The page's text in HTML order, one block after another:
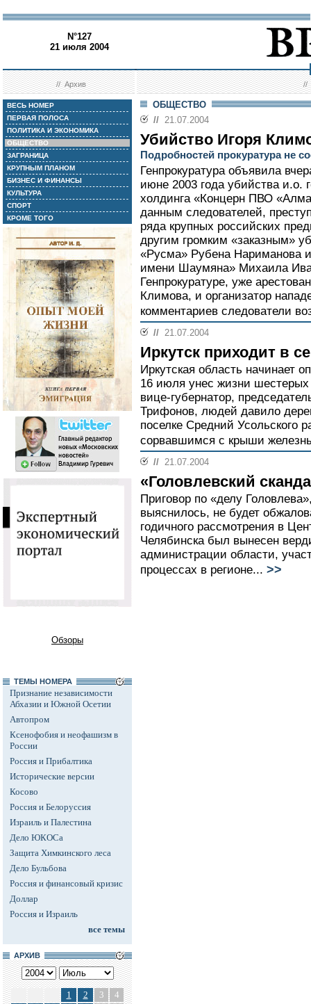
N°127
21 июля 2004
//Архив //
ВЕСЬ НОМЕР
ПЕРВАЯ ПОЛОСА
ПОЛИТИКА И ЭКОНОМИКА
ОБЩЕСТВО
ЗАГРАНИЦА
КРУПНЫМ ПЛАНОМ
БИЗНЕС И ФИНАНСЫ
КУЛЬТУРА
СПОРТ
КРОМЕ ТОГО
Обзоры
ТЕМЫ НОМЕРА
Признание независимости
Абхазии и Южной Осетии
Автопром
Ксенофобия и неофашизм в
России
Россия и Прибалтика
Исторические версии
Косово
Россия и Белоруссия
Израиль и Палестина
Дело ЮКОСа
Защита Химкинского леса
Дело Бульбова
Россия и финансовый кризис
Доллар
Россия и Израиль
все темы
АРХИВ
1 2 3
4
ОБЩЕСТВО
// 21.07.2004
Убийство Игоря
Подробностей прокуратура не
Генпрокуратура объявила
июне 2003 года убийства и.о.
холдинга «Концерн ПВО
данным следователей,
ряда крупных российских
другим громким «заказным»
«Русма» Рубена Нариманова
имени Шаумяна» Михаила
Генпрокуратуре, уже
Климова, и организатор
комментариев следователи
// 21.07.2004
Иркутск приходит в
Иркутская область начинает
16 июля унес жизни
вице-губернатор,
Трифонов, людей давило
поселке Средний Усольского
сорвавшимся с крыши
// 21.07.2004
«Головлевский
Приговор по «делу
выяснилось, не будет
годичного рассмотрения в
Челябинска был вынесен
администрации области,
процессах в регионе... >>